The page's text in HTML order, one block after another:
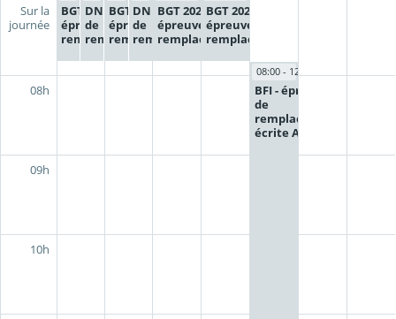
BGT 2025 -
épreuves de
remplacement
DNB - Session
de
remplacement
BGT 2025 -
épreuves de
remplacement
DNB - Session
de
remplacement
BGT 2025 -
épreuves de
remplacement
BGT 2025 -
épreuves de
remplacement
08:00 - 12:00
BFI - épreuve
de
remplacement
écrite ACL
Sur la
journée
08h
09h
10h